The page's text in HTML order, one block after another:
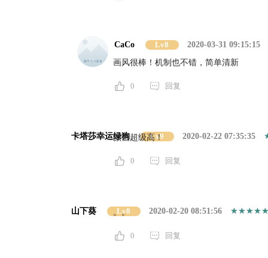
CaCo Lv8
2020-03-31 09:15:15
画风很棒！机制也不错，简单清新
0 回复
卡塔莎幸运绿狗 Lv9 2020-02-22 07:35:35
颜值超级高！
0 回复
山下葵 Lv8 2020-02-20 08:51:56
。。
0 回复